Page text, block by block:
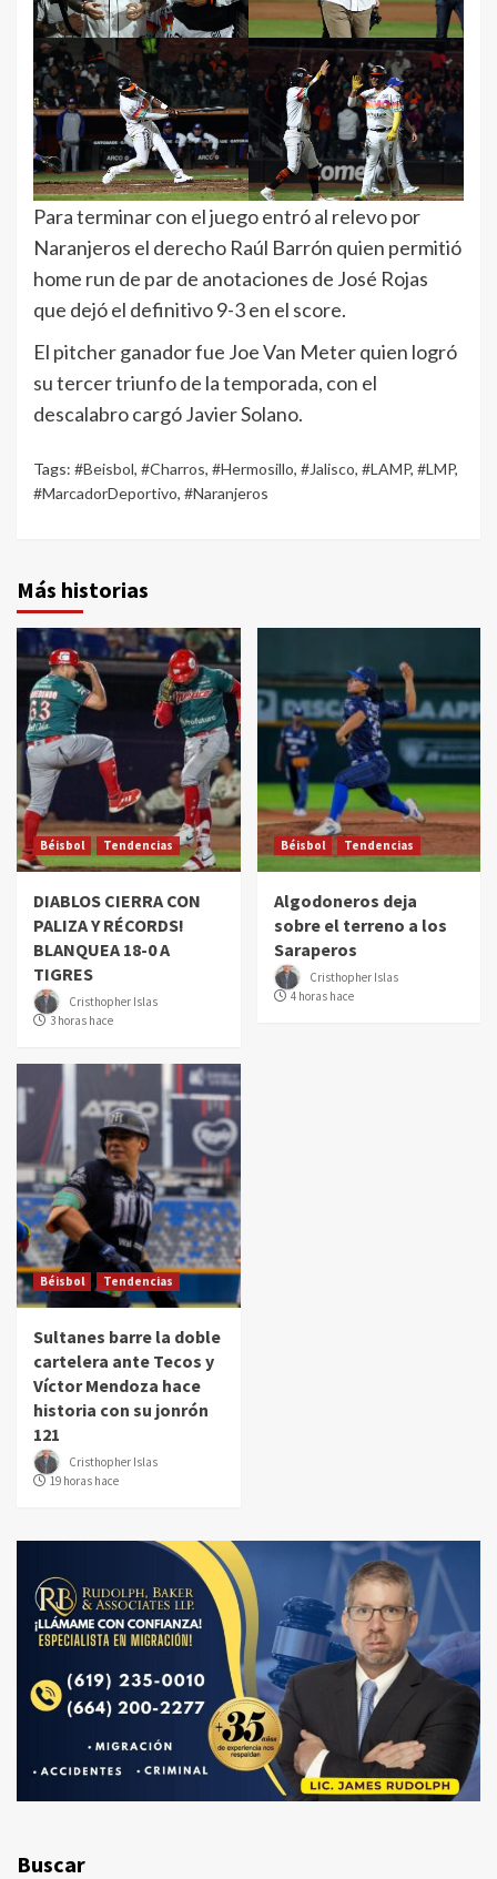
Para terminar con el juego entró al relevo por
Naranjeros el derecho Raúl Barrón quien permitió
home run de par de anotaciones de José Rojas
que dejó el definitivo 9-3 en el score.
El pitcher ganador fue Joe Van Meter quien logró
su tercer triunfo de la temporada, con el
descalabro cargó Javier Solano.
Tags: #Beisbol, #Charros, #Hermosillo, #Jalisco, #LAMP, #LMP,
#MarcadorDeportivo, #Naranjeros
Más historias
Béisbol Tendencias
DIABLOS CIERRA CON
PALIZA Y RÉCORDS!
BLANQUEA 18-0 A
TIGRES
Cristhopher Islas
3 horas hace
Béisbol Tendencias
Algodoneros deja
sobre el terreno a los
Saraperos
Cristhopher Islas
4 horas hace
Béisbol Tendencias
Sultanes barre la doble
cartelera ante Tecos y
Víctor Mendoza hace
historia con su jonrón
121
Cristhopher Islas
19 horas hace
Buscar